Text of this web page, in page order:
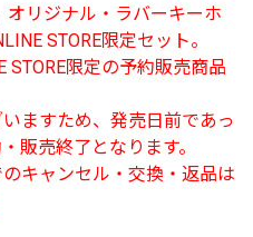
リジナル・ラバーキーホ
STORE限定セット。
STORE限定の予約販売商品
ますため、発売日前であっ
販売終了となります。
キャンセル・交換・返品は